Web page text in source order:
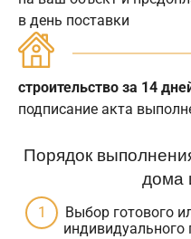
в день поставки
строительство за 14
подписание акта
Порядок
дома
Выбор готового
индивидуального